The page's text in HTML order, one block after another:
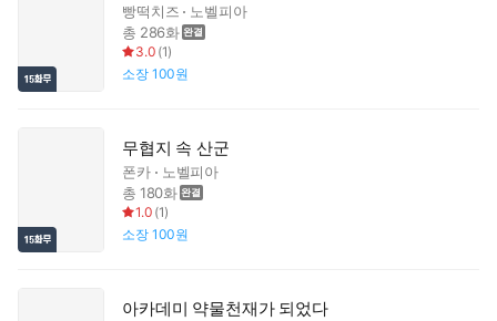
빵떡치즈
노벨피아
총 286화
3.0 (1)
소장 100원
무협지 속 산군
폰카
노벨피아
총 180화
1.0 (1)
소장 100원
아카데미 약물천재가 되었다